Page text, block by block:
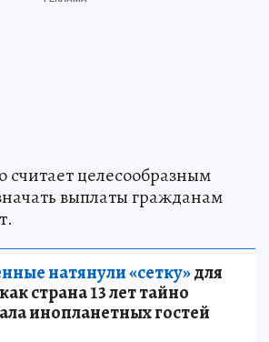
считает целесообразным
выплаты гражданам
натянули «сетку»для
страна 13 лет тайно
инопланетных гостей